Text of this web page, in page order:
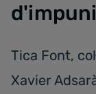
Tica Font,
Xavier